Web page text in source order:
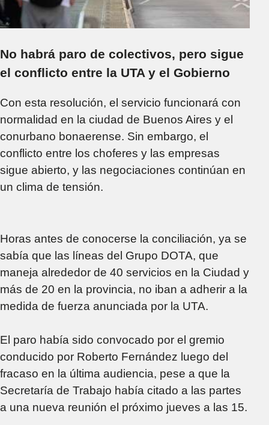
No habrá paro de colectivos, pero sigue
el conflicto entre la UTA y el Gobierno
Con esta resolución, el servicio funcionará con
normalidad en la ciudad de Buenos Aires y el
conurbano bonaerense. Sin embargo, el
conflicto entre los choferes y las empresas
sigue abierto, y las negociaciones continúan en
un clima de tensión.
Horas antes de conocerse la conciliación, ya se
sabía que las líneas del Grupo DOTA, que
maneja alrededor de 40 servicios en la Ciudad y
más de 20 en la provincia, no iban a adherir a la
medida de fuerza anunciada por la UTA.
El paro había sido convocado por el gremio
conducido por Roberto Fernández luego del
fracaso en la última audiencia, pese a que la
Secretaría de Trabajo había citado a las partes
a una nueva reunión el próximo jueves a las 15.